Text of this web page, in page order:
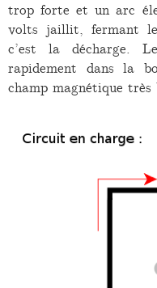
trop forte et un arc
volts jaillit, fermant
c’est la décharge.
rapidement dans la
champ magnétique